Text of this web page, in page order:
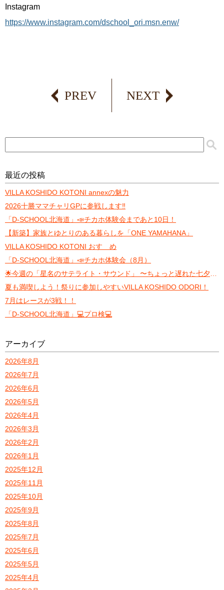
Instagram
https://www.instagram.com/dschool_ori.msn.enw/
PREV NEXT
最近の投稿
VILLA KOSHIDO KOTONI annexの魅力
2026十勝ママチャリGPに参戦します‼️
「D-SCHOOL北海道」📣チカホ体験会まであと10日！
【新築】家族とゆとりのある暮らしを「ONE YAMAHANA」
VILLA KOSHIDO KOTONI おすゝめ
「D-SCHOOL北海道」📣チカホ体験会（8月）
夏も満喫しよう！祭りに参加しやすいVILLA KOSHIDO ODORI！
7月はレースが3戦！！
「D-SCHOOL北海道」💻プロ検💻
アーカイブ
2026年8月
2026年7月
2026年6月
2026年5月
2026年4月
2026年3月
2026年2月
2026年1月
2025年12月
2025年11月
2025年10月
2025年9月
2025年8月
2025年7月
2025年6月
2025年5月
2025年4月